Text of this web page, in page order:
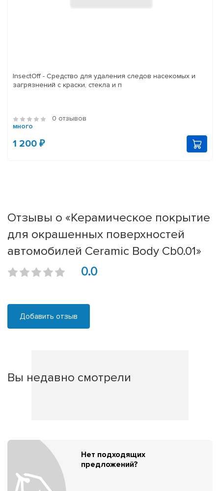
InsectOff - Средство для удаления следов насекомых и
загрязнений с краски, стекла и п
0 отзывов
много
1 200 ₽
Отзывы о «Керамическое покрытие
для окрашенных поверхностей
автомобилей Ceramic Body Cb0.01»
0.0
Добавить отзыв
Вы недавно смотрели
Нет подходящих
предложений?